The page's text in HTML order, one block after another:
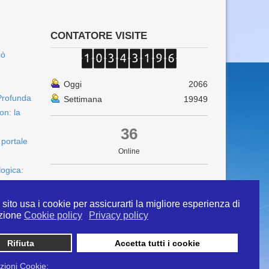
sito usa i cookie per assicurarti la migliore esperienza di
Cookie policy Privacy policy
Rifiuta Accetta tutti i cookie
Cookie:
la
CONTATORE VISITE
Oggi
2066
Settimana
19949
36
Online
info@ipertermiaitalia.it tel. 331/9584817 . Il
diramato nel rispetto delle Linee Guida contenute